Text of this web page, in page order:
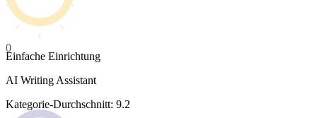
0
Einfache Einrichtung
AI Writing Assistant
Kategorie-Durchschnitt: 9.2